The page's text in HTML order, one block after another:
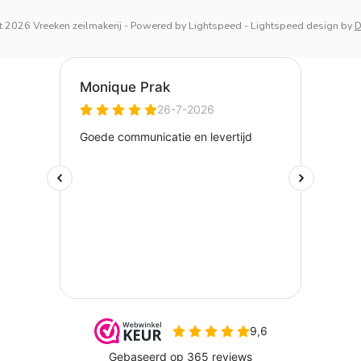
Vreeken zeilmakerij - Powered by Lightspeed - Lightspeed design by